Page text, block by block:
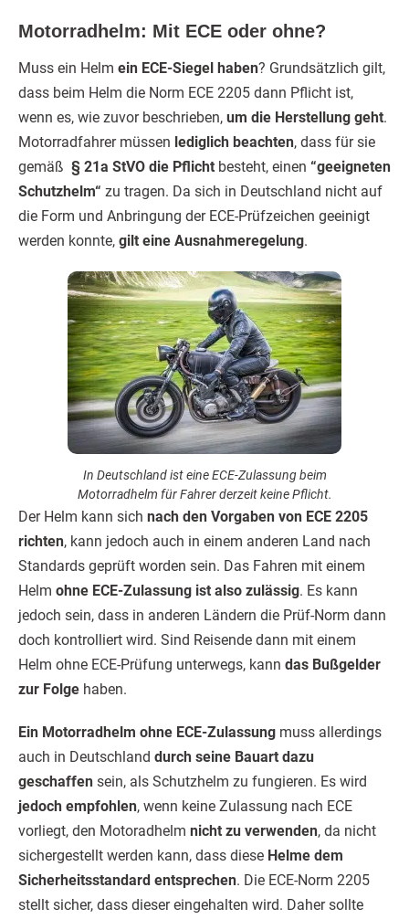
Motorradhelm: Mit ECE oder ohne?
Muss ein Helm ein ECE-Siegel haben? Grundsätzlich gilt,
dass beim Helm die Norm ECE 2205 dann Pflicht ist,
wenn es, wie zuvor beschrieben, um die Herstellung geht.
Motorradfahrer müssen lediglich beachten, dass für sie
gemäß § 21a StVO die Pflicht besteht, einen “geeigneten
Schutzhelm“ zu tragen. Da sich in Deutschland nicht auf
die Form und Anbringung der ECE-Prüfzeichen geeinigt
werden konnte, gilt eine Ausnahmeregelung.
In Deutschland ist eine ECE-Zulassung beim
Motorradhelm für Fahrer derzeit keine Pflicht.
Der Helm kann sich nach den Vorgaben von ECE 2205
richten, kann jedoch auch in einem anderen Land nach
Standards geprüft worden sein. Das Fahren mit einem
Helm ohne ECE-Zulassung ist also zulässig. Es kann
jedoch sein, dass in anderen Ländern die Prüf-Norm dann
doch kontrolliert wird. Sind Reisende dann mit einem
Helm ohne ECE-Prüfung unterwegs, kann das Bußgelder
zur Folge haben.
Ein Motorradhelm ohne ECE-Zulassung muss allerdings
auch in Deutschland durch seine Bauart dazu
geschaffen sein, als Schutzhelm zu fungieren. Es wird
jedoch empfohlen, wenn keine Zulassung nach ECE
vorliegt, den Motoradhelm nicht zu verwenden, da nicht
sichergestellt werden kann, dass diese Helme dem
Sicherheitsstandard entsprechen. Die ECE-Norm 2205
stellt sicher, dass dieser eingehalten wird. Daher sollte